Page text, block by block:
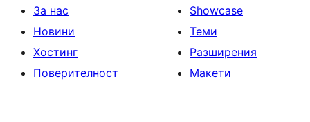
За нас
Новини
Хостинг
Поверителност
Showcase
Теми
Разширения
Макети